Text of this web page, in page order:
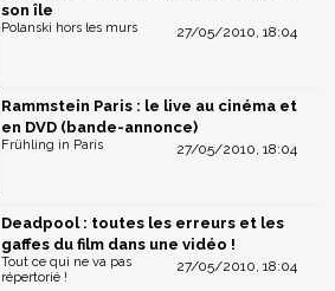
son île
27/05/2010, 18:04
Polanski hors les murs
Rammstein Paris : le live au cinéma et
en DVD (bande-annonce)
27/05/2010, 18:04
Frühling in Paris
Deadpool : toutes les erreurs et les
gaffes du film dans une vidéo !
27/05/2010, 18:04
Tout ce qui ne va pas
répertorié !